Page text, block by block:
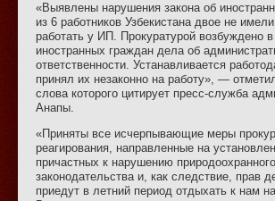
«Выявлены нарушения закона об
из 6 работников Узбекистана двое не
работать у ИП. Прокуратурой возбуждено
иностранных граждан дела об
ответственности. Устанавливается
принял их незаконно на работу», —
слова которого цитирует пресс-служба
Анапы.
«Приняты все исчерпывающие меры
реагирования, направленные на
причастных к нарушению природоохранного
законодательства и, как следствие, прав
приедут в летний период отдыхать к нам